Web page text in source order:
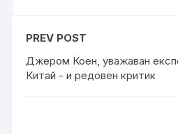
PREV POST
Джером Коен, уважаван
Китай - и редовен критик